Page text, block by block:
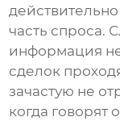
часть спроса.
информация
сделок
зачастую не
когда говорят